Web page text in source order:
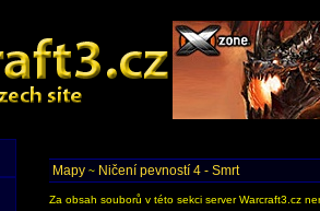
Mapy ~ Ničení pevností 4 - Smrt
Za obsah souborů v této sekci server Warcraft3.cz